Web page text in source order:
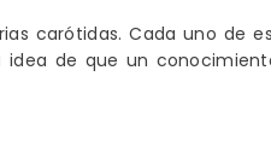
carótidas. Cada uno de
de que un